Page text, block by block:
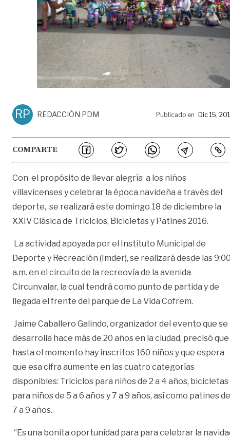
RP REDACCIÓN PDM Publicado en Dic 15,
COMPARTE
Con el propósito de llevar alegría a los niños
villavicenses y celebrar la época navideña a través del
deporte, se realizará este domingo 18 de diciembre la
XXIV Clásica de Triciclos, Bicicletas y Patines 2016.
La actividad apoyada por el Instituto Municipal de
Deporte y Recreación (Imder), se realizará desde las
a.m. en el circuito de la recreovía de la avenida
Circunvalar, la cual tendrá como punto de partida y de
llegada el frente del parque de La Vida Cofrem.
Jaime Caballero Galindo, organizador del evento que se
desarrolla hace más de 20 años en la ciudad, precisó que
hasta el momento hay inscritos 160 niños y que espera
que esa cifra aumente en las cuatro categorías
disponibles: Triciclos para niños de 2 a 4 años, bicicletas
para niños de 5 a 6 años y 7 a 9 años, así como patines de
7 a 9 años.
“Es una bonita oportunidad para para celebrar la